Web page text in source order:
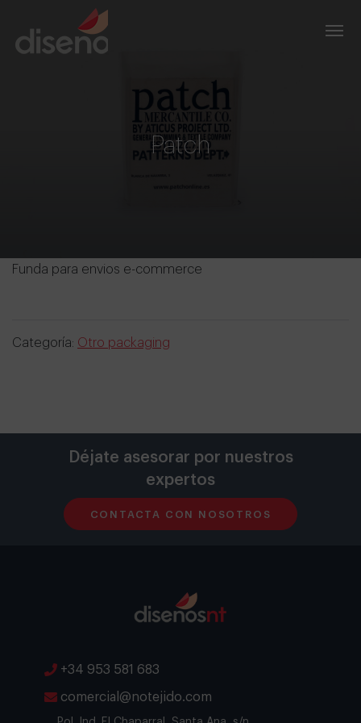
Patch
Funda para envios e-commerce
Categoría: Otro packaging
Déjate asesorar por nuestros
expertos
CONTACTA CON NOSOTROS
+34 953 581 683
comercial@notejido.com